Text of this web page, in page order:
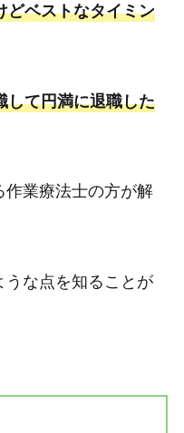
どベストなタイミン
して円満に退職した
作業療法士の方が解
うな点を知ることが